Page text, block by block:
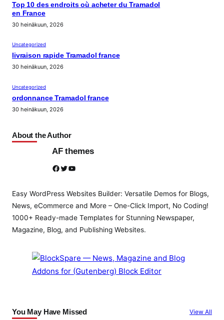
Top 10 des endroits où acheter du Tramadol
en France
30 heinäkuun, 2026
Uncategorized
livraison rapide Tramadol france
30 heinäkuun, 2026
Uncategorized
ordonnance Tramadol france
30 heinäkuun, 2026
About the Author
AF themes
Facebook Twitter YouTube
Easy WordPress Websites Builder: Versatile Demos for Blogs,
News, eCommerce and More – One-Click Import, No Coding!
1000+ Ready-made Templates for Stunning Newspaper,
Magazine, Blog, and Publishing Websites.
You May Have Missed View All